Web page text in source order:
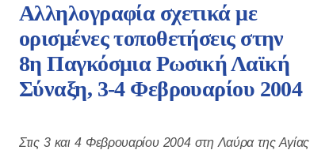
Αλληλογραφία σχετικά με
ορισμένες τοποθετήσεις στην
8η Παγκόσμια Ρωσική Λαϊκή
Σύναξη, 3-4 Φεβρουαρίου 2004
Στις 3 και 4 Φεβρουαρίου 2004 στη Λαύρα της Αγίας